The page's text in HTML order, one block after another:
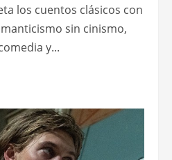
los cuentos clásicos con
sin cinismo,
y...